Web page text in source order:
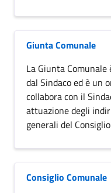
Giunta Comunale
La Giunta
dal Sindaco ed è un
collabora con il
attuazione degli
generali del
Consiglio Comunale